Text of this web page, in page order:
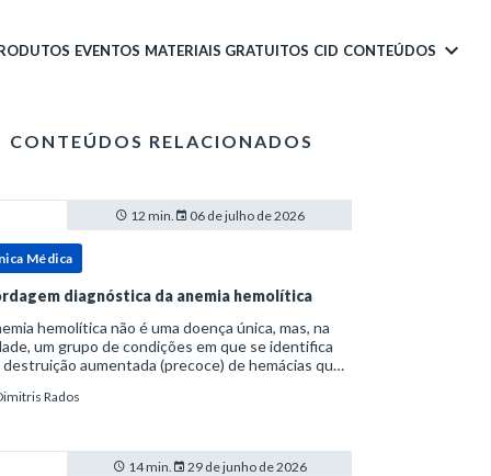
EVENTOS MATERIAIS GRATUITOS CID CONTEÚDOS
CONTEÚDOS RELACIONADOS
12 min. 06 de julho de 2026
Médica
diagnóstica da anemia hemolítica
hemolítica não é uma doença única, mas, na
um grupo de condições em que se identifica
destruição aumentada (precoce) de hemácias que
a vida média normal da hemácia é de apro
Rados
14 min. 29 de junho de 2026